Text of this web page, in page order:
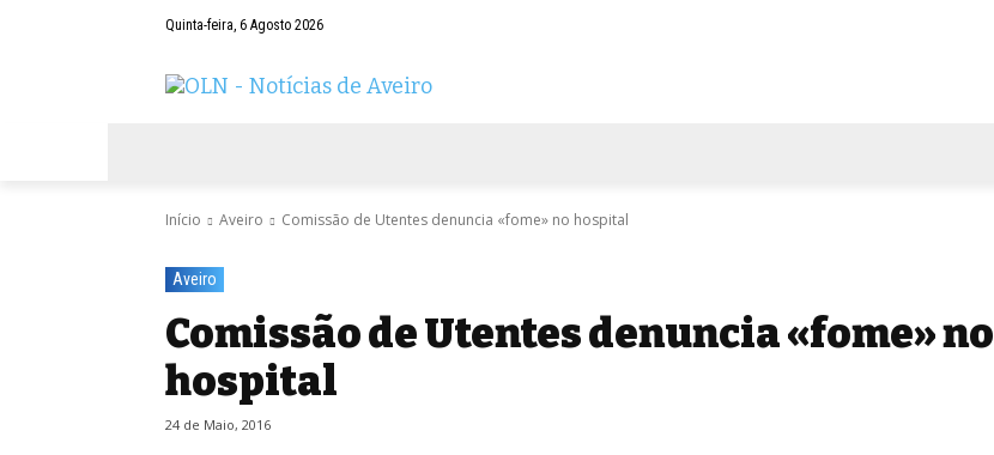
Quinta-feira, 6 Agosto 2026
Início Aveiro Comissão de Utentes denuncia «fome» no hospital
Aveiro
Comissão de Utentes denuncia «fome» no
hospital
24 de Maio, 2016